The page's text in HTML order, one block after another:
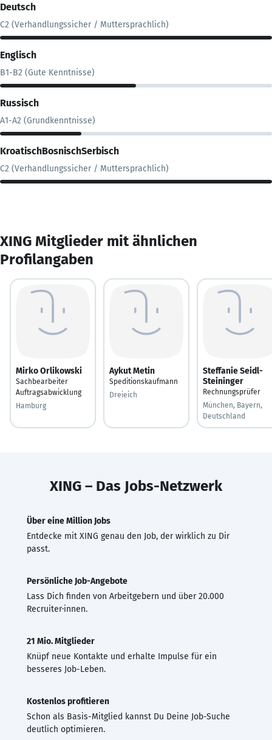
Deutsch
C2 (Verhandlungssicher / Muttersprachlich)
Englisch
B1-B2 (Gute Kenntnisse)
Russisch
A1-A2 (Grundkenntnisse)
KroatischBosnischSerbisch
C2 (Verhandlungssicher / Muttersprachlich)
XING Mitglieder mit ähnlichen
Profilangaben
Mirko Orlikowski
Sachbearbeiter
Auftragsabwicklung
Hamburg
Aykut Metin
Speditionskaufmann
Dreieich
Steffanie Seidl-
Steininger
Rechnungsprüfer
München, Bayern,
Deutschland
XING – Das Jobs-Netzwerk
Über eine Million Jobs
Entdecke mit XING genau den Job, der wirklich zu Dir
passt.
Persönliche Job-Angebote
Lass Dich finden von Arbeitgebern und über 20.000
Recruiter·innen.
21 Mio. Mitglieder
Knüpf neue Kontakte und erhalte Impulse für ein
besseres Job-Leben.
Kostenlos profitieren
Schon als Basis-Mitglied kannst Du Deine Job-Suche
deutlich optimieren.